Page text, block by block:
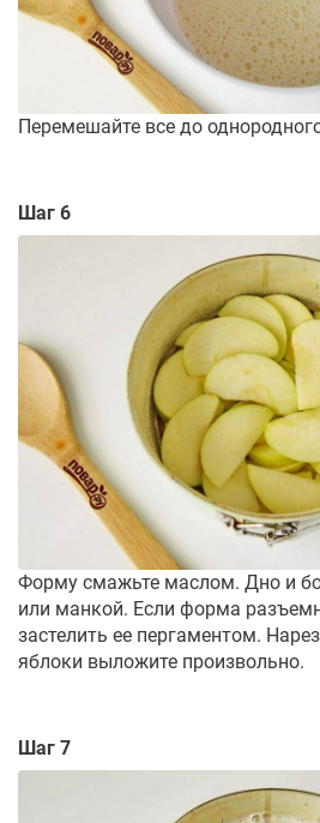
Перемешайте все до
Шаг 6
Форму смажьте маслом. Дно и
или манкой. Если форма
застелить ее пергаментом.
яблоки выложите произвольно.
Шаг 7